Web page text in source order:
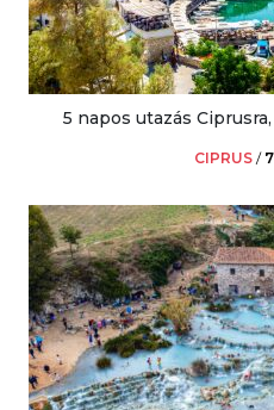
5 napos utazás
CIPRUS /